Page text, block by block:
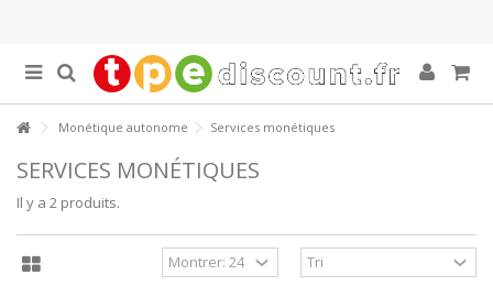
Monétique autonome Services monétiques
SERVICES MONÉTIQUES
Il y a 2 produits.